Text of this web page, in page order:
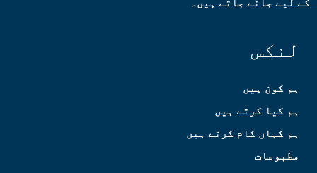
لنکس
ہم کون ہیں
ہم کیا کرتے ہیں
ہم کہاں کام کرتے ہیں
مطبوعات